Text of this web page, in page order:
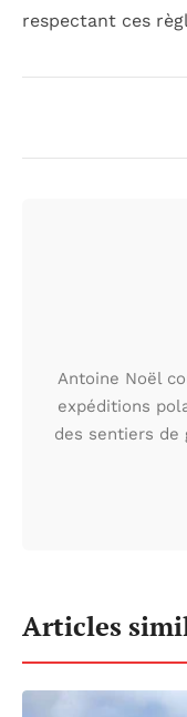
respectant ces
Antoine Noël
expéditions
des sentiers de
Articles